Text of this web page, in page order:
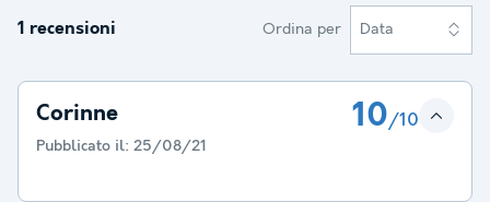
1 recensioni Ordina per Data
Corinne 10/10
Pubblicato il: 25/08/21